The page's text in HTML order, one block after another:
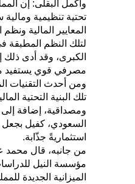
وأكمل البقلى: إن
تحتية تنظيمية
المعايير المالية
لتلك النظم المطبقة
الكبرى، وقد أدى
مصرفي قوي يستفيد
ومن أحدث التقنيات
تلك البنية التحتية
ومصداقية، إضافة
السعودي، كفيل بجعل
استثماريةً جذّابة.
من جانبه، قال محمد
مؤسسة النيل